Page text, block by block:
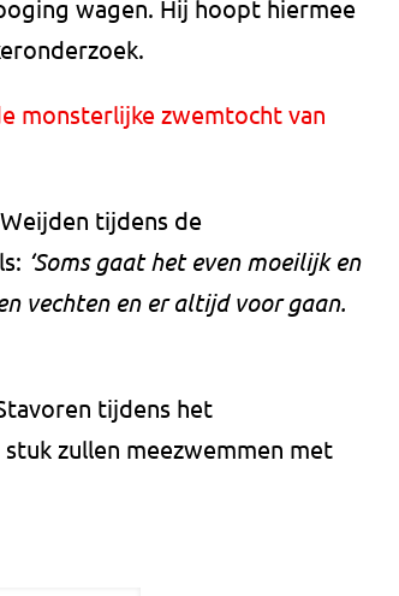
wagen. Hij hoopt hiermee
monsterlijke zwemtocht van
tijdens de
‘Soms gaat het even moeilijk en
vechten en er altijd voor gaan.
tijdens het
zullen meezwemmen met